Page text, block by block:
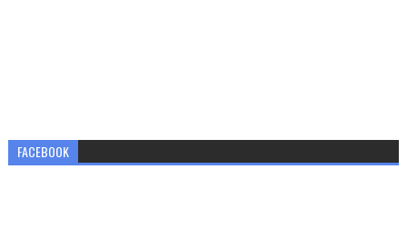
FACEBOOK